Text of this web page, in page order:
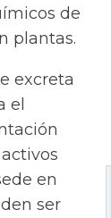
de
plantas.
excreta
el
en
ser